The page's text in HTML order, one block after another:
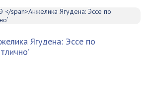
Ягудена: Эссе по